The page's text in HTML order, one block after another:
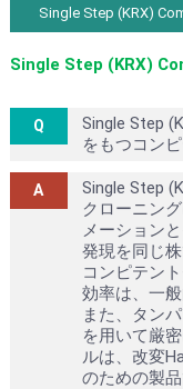
Single Step (KRX)
Single Step (KRX)
Single Step
をもつコン
Single Step
クローニン
メーション
発現を同じ
コンピテン
効率は、一
また、タン
を用いて厳
ルは、改変
のための製品